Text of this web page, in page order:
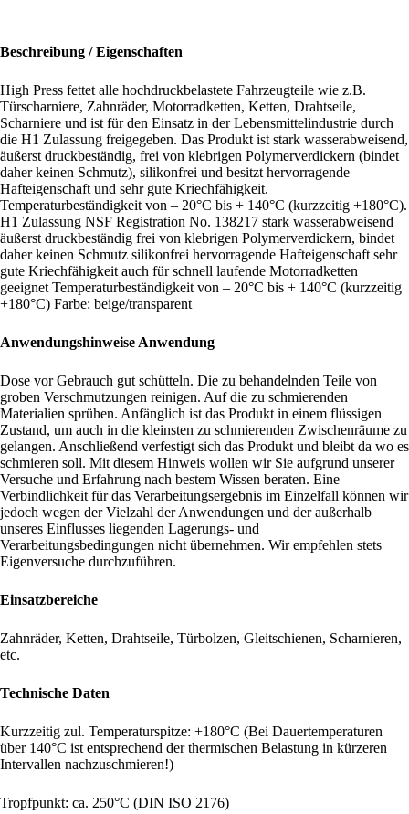
Beschreibung / Eigenschaften
High Press fettet alle hochdruckbelastete Fahrzeugteile wie z.B.
Türscharniere, Zahnräder, Motorradketten, Ketten, Drahtseile,
Scharniere und ist für den Einsatz in der Lebensmittelindustrie durch
die H1 Zulassung freigegeben. Das Produkt ist stark wasserabweisend,
äußerst druckbeständig, frei von klebrigen Polymerverdickern (bindet
daher keinen Schmutz), silikonfrei und besitzt hervorragende
Hafteigenschaft und sehr gute Kriechfähigkeit.
Temperaturbeständigkeit von – 20°C bis + 140°C (kurzzeitig +180°C).
H1 Zulassung NSF Registration No. 138217 stark wasserabweisend
äußerst druckbeständig frei von klebrigen Polymerverdickern, bindet
daher keinen Schmutz silikonfrei hervorragende Hafteigenschaft sehr
gute Kriechfähigkeit auch für schnell laufende Motorradketten
geeignet Temperaturbeständigkeit von – 20°C bis + 140°C (kurzzeitig
+180°C) Farbe: beige/transparent
Anwendungshinweise Anwendung
Dose vor Gebrauch gut schütteln. Die zu behandelnden Teile von
groben Verschmutzungen reinigen. Auf die zu schmierenden
Materialien sprühen. Anfänglich ist das Produkt in einem flüssigen
Zustand, um auch in die kleinsten zu schmierenden Zwischenräume zu
gelangen. Anschließend verfestigt sich das Produkt und bleibt da wo es
schmieren soll. Mit diesem Hinweis wollen wir Sie aufgrund unserer
Versuche und Erfahrung nach bestem Wissen beraten. Eine
Verbindlichkeit für das Verarbeitungsergebnis im Einzelfall können wir
jedoch wegen der Vielzahl der Anwendungen und der außerhalb
unseres Einflusses liegenden Lagerungs- und
Verarbeitungsbedingungen nicht übernehmen. Wir empfehlen stets
Eigenversuche durchzuführen.
Einsatzbereiche
Zahnräder, Ketten, Drahtseile, Türbolzen, Gleitschienen, Scharnieren,
etc.
Technische Daten
Kurzzeitig zul. Temperaturspitze: +180°C (Bei Dauertemperaturen
über 140°C ist entsprechend der thermischen Belastung in kürzeren
Intervallen nachzuschmieren!)
Tropfpunkt: ca. 250°C (DIN ISO 2176)